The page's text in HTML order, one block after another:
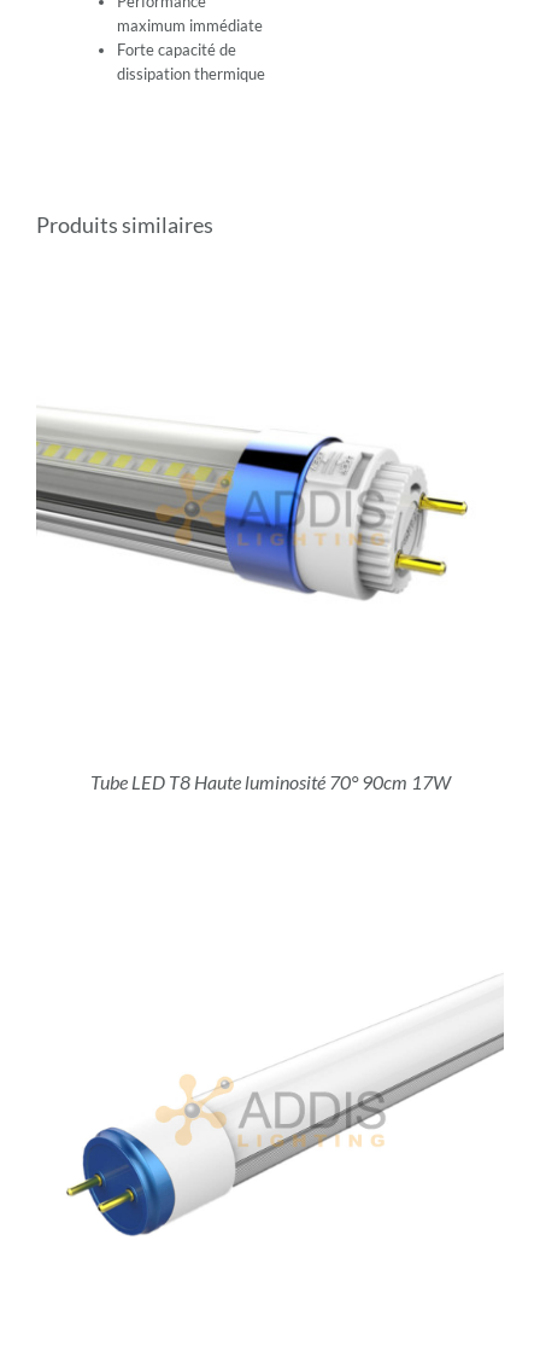
maximum immédiate
Forte capacité de
dissipation thermique
Produits similaires
Tube LED T8 Haute luminosité 70° 90cm 17W